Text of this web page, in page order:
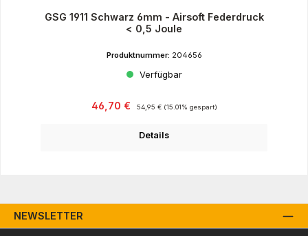
GSG 1911 Schwarz 6mm - Airsoft Federdruck
< 0,5 Joule
Produktnummer: 204656
Verfügbar
Verkaufspreis:
46,70 € 54,95 € (15.01% gespart)
Details
NEWSLETTER